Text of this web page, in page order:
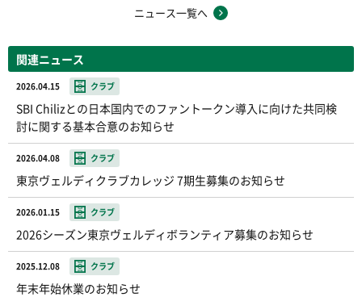
ニュース一覧へ
関連ニュース
2026.04.15 クラブ
SBI Chilizとの日本国内でのファントークン導入に向けた共同検
討に関する基本合意のお知らせ
2026.04.08 クラブ
東京ヴェルディクラブカレッジ 7期生募集のお知らせ
2026.01.15 クラブ
2026シーズン東京ヴェルディボランティア募集のお知らせ
2025.12.08 クラブ
年末年始休業のお知らせ